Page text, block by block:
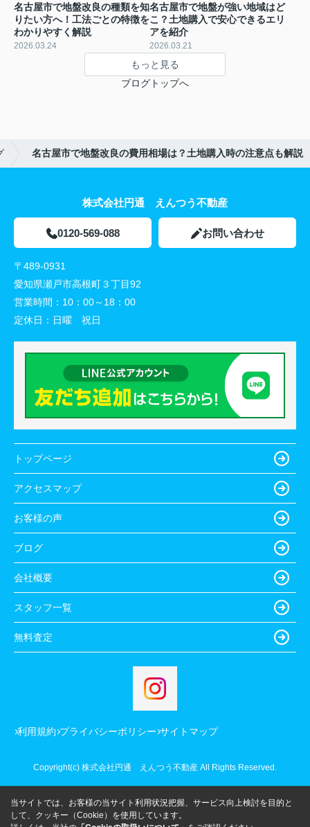
名古屋市で地盤改良の種類を知
りたい方へ！工法ごとの特徴を
わかりやすく解説
2026.03.24
名古屋市で地盤が強い地域はど
こ？土地購入で安心できるエリ
アを紹介
2026.03.21
もっと見る
ブログトップへ
名古屋市で地盤改良の費用相場は？土地購入時の注意点も解説
株式会社円通 えんつう不動産
0120-569-088 お問い合わせ
〒489-0931
愛知県瀬戸市高根町３丁目92
営業時間： 10：00～18：00
定休日： 日曜 祝日
トップページ
アクセスマップ
お客様の声
ブログ
会社概要
スタッフ一覧
無料査定
利用規約 プライバシーポリシー サイトマップ
Copyright(c) 株式会社円通 えんつう不動産 All Rights Reserved.
当サイトでは、お客様の当サイト利用状況把握、サービス向上検討を目的と
して、クッキー（Cookie）を使用しています。